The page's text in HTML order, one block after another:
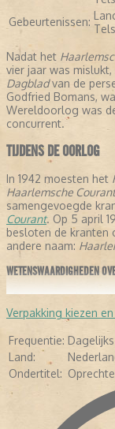
Gebeurtenissen:
Nadat het
vier jaar was
Dagbladvan de
Godfried Bomans,
Wereldoorlog was
concurrent.
TIJDENS DE OORLOG
In 1942 moesten het
Haarlemsche Courant
samengevoegde
Courant. Op 5 april
besloten de kranten
andere naam:
WETENSWAARDIGHEDEN
- De krant stelt dat
wereld is, omdat ze
Courant
- In de negentiende
de krant: Conrad
bekend als Multatuli.
- In 1948 kreeg de
Courant 1656.
In 2005
- Diverse bekende
Verpakking kiezen
Frequentie: Dagelijks
Land:
Ondertitel: